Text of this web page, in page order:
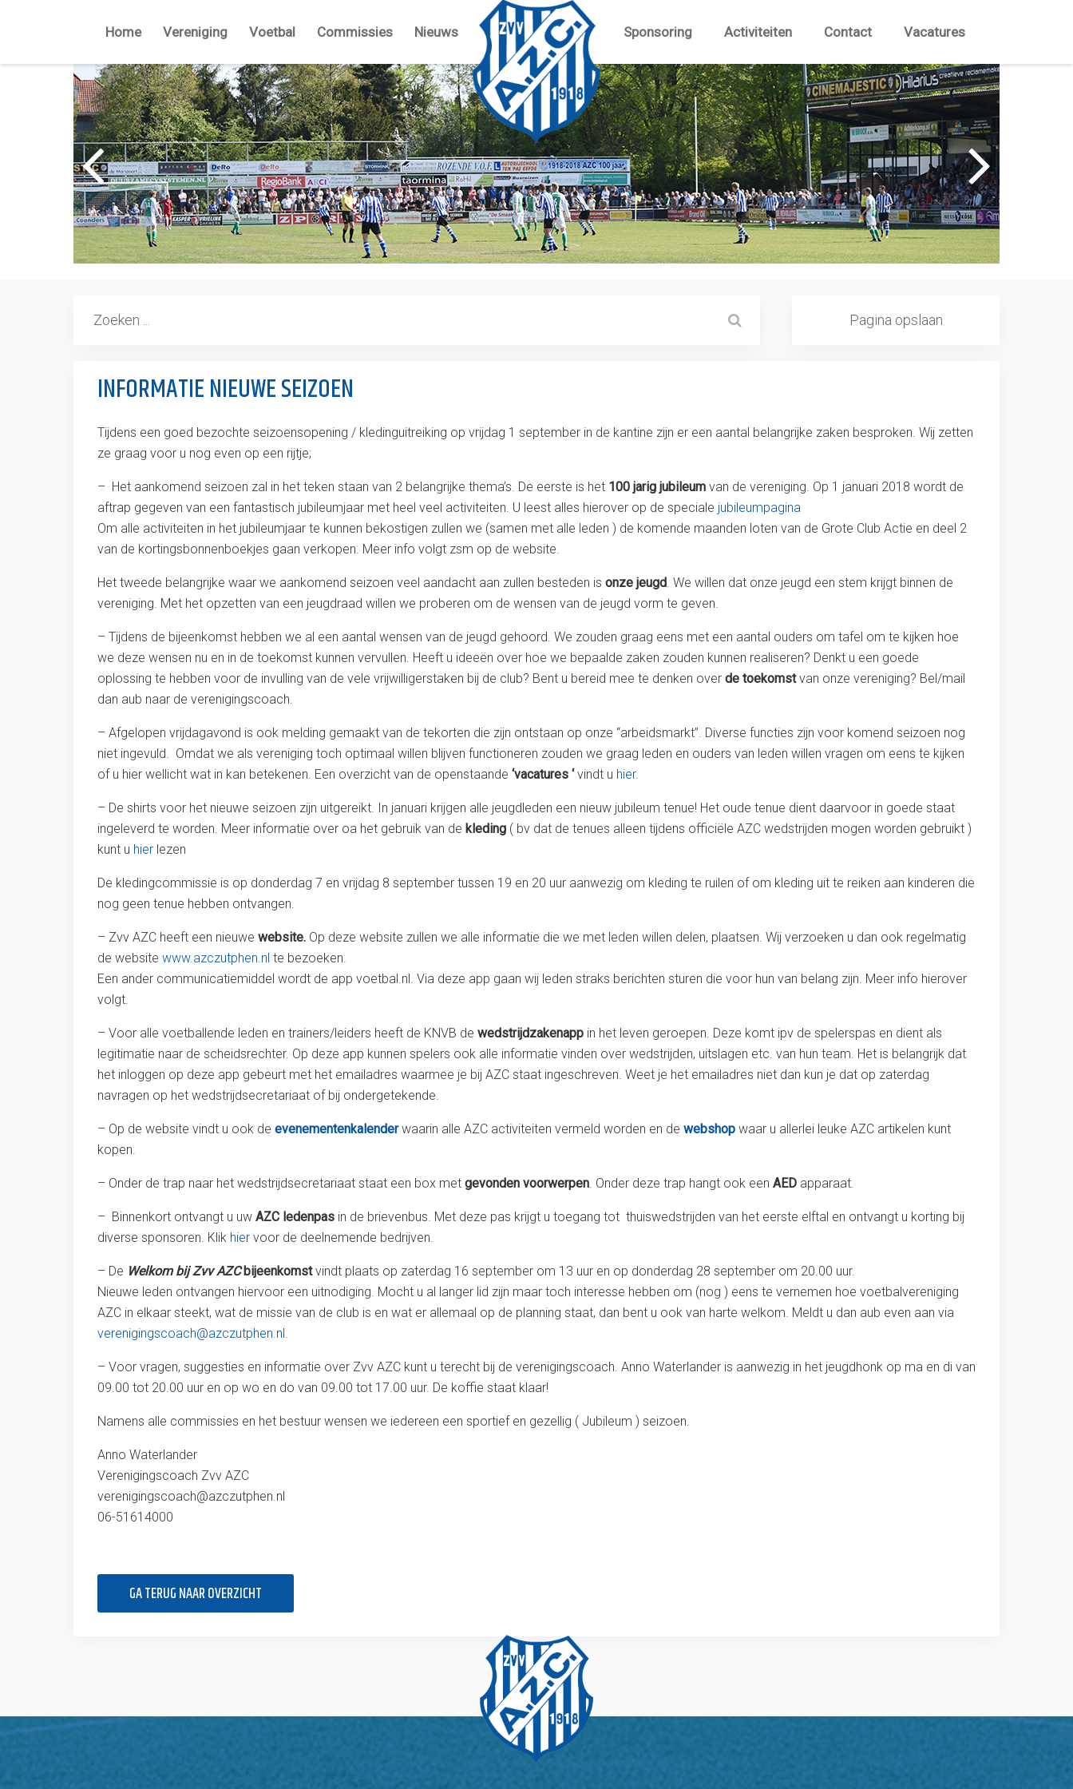
Home Vereniging Voetbal Commissies Nieuws Sponsoring Activiteiten Contact Vacatures
Pagina opslaan
INFORMATIE NIEUWE SEIZOEN
Tijdens een goed bezochte seizoensopening / kledinguitreiking op vrijdag 1 september in de kantine zijn er een aantal belangrijke zaken besproken. Wij zetten
ze graag voor u nog even op een rijtje;
– Het aankomend seizoen zal in het teken staan van 2 belangrijke thema’s. De eerste is het 100 jarig jubileum van de vereniging. Op 1 januari 2018 wordt de
aftrap gegeven van een fantastisch jubileumjaar met heel veel activiteiten. U leest alles hierover op de speciale jubileumpagina
Om alle activiteiten in het jubileumjaar te kunnen bekostigen zullen we (samen met alle leden ) de komende maanden loten van de Grote Club Actie en deel 2
van de kortingsbonnenboekjes gaan verkopen. Meer info volgt zsm op de website.
Het tweede belangrijke waar we aankomend seizoen veel aandacht aan zullen besteden is onze jeugd. We willen dat onze jeugd een stem krijgt binnen de
vereniging. Met het opzetten van een jeugdraad willen we proberen om de wensen van de jeugd vorm te geven.
– Tijdens de bijeenkomst hebben we al een aantal wensen van de jeugd gehoord. We zouden graag eens met een aantal ouders om tafel om te kijken hoe
we deze wensen nu en in de toekomst kunnen vervullen. Heeft u ideeën over hoe we bepaalde zaken zouden kunnen realiseren? Denkt u een goede
oplossing te hebben voor de invulling van de vele vrijwilligerstaken bij de club? Bent u bereid mee te denken over de toekomstvan onze vereniging? Bel/mail
dan aub naar de verenigingscoach.
– Afgelopen vrijdagavond is ook melding gemaakt van de tekorten die zijn ontstaan op onze “arbeidsmarkt”. Diverse functies zijn voor komend seizoen nog
niet ingevuld. Omdat we als vereniging toch optimaal willen blijven functioneren zouden we graag leden en ouders van leden willen vragen om eens te kijken
of u hier wellicht wat in kan betekenen. Een overzicht van de openstaande ‘vacatures ‘vindt u hier.
– De shirts voor het nieuwe seizoen zijn uitgereikt. In januari krijgen alle jeugdleden een nieuw jubileum tenue! Het oude tenue dient daarvoor in goede staat
ingeleverd te worden. Meer informatie over oa het gebruik van de kleding ( bv dat de tenues alleen tijdens officiële AZC wedstrijden mogen worden gebruikt )
kunt u hier lezen
De kledingcommissie is op donderdag 7 en vrijdag 8 september tussen 19 en 20 uur aanwezig om kleding te ruilen of om kleding uit te reiken aan kinderen die
nog geen tenue hebben ontvangen.
– Zvv AZC heeft een nieuwe website. Op deze website zullen we alle informatie die we met leden willen delen, plaatsen. Wij verzoeken u dan ook regelmatig
de website www.azczutphen.nl te bezoeken.
Een ander communicatiemiddel wordt de app voetbal.nl. Via deze app gaan wij leden straks berichten sturen die voor hun van belang zijn. Meer info hierover
volgt.
– Voor alle voetballende leden en trainers/leiders heeft de KNVB de wedstrijdzakenapp in het leven geroepen. Deze komt ipv de spelerspas en dient als
legitimatie naar de scheidsrechter. Op deze app kunnen spelers ook alle informatie vinden over wedstrijden, uitslagen etc. van hun team. Het is belangrijk dat
het inloggen op deze app gebeurt met het emailadres waarmee je bij AZC staat ingeschreven. Weet je het emailadres niet dan kun je dat op zaterdag
navragen op het wedstrijdsecretariaat of bij ondergetekende.
– Op de website vindt u ook de evenementenkalenderwaarin alle AZC activiteiten vermeld worden en de webshop waar u allerlei leuke AZC artikelen kunt
kopen.
– Onder de trap naar het wedstrijdsecretariaat staat een box met gevonden voorwerpen. Onder deze trap hangt ook een AED apparaat.
– Binnenkort ontvangt u uw AZC ledenpas in de brievenbus. Met deze pas krijgt u toegang tot thuiswedstrijden van het eerste elftal en ontvangt u korting bij
diverse sponsoren. Klik hier voor de deelnemende bedrijven.
– De Welkom bij Zvv AZCbijeenkomstvindt plaats op zaterdag 16 september om 13 uur en op donderdag 28 september om 20.00 uur.
Nieuwe leden ontvangen hiervoor een uitnodiging. Mocht u al langer lid zijn maar toch interesse hebben om (nog ) eens te vernemen hoe voetbalvereniging
AZC in elkaar steekt, wat de missie van de club is en wat er allemaal op de planning staat, dan bent u ook van harte welkom. Meldt u dan aub even aan via
verenigingscoach@azczutphen.nl.
– Voor vragen, suggesties en informatie over Zvv AZC kunt u terecht bij de verenigingscoach. Anno Waterlander is aanwezig in het jeugdhonk op ma en di van
09.00 tot 20.00 uur en op wo en do van 09.00 tot 17.00 uur. De koffie staat klaar!
Namens alle commissies en het bestuur wensen we iedereen een sportief en gezellig ( Jubileum ) seizoen.
Anno Waterlander
Verenigingscoach Zvv AZC
verenigingscoach@azczutphen.nl
06-51614000
GA TERUG NAAR OVERZICHT